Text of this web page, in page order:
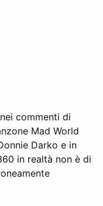
commenti di
Mad World
Darko e in
in realtà non è di